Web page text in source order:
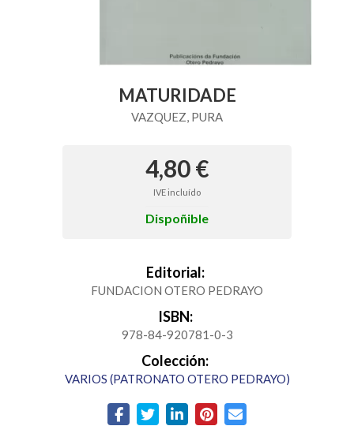
MATURIDADE
VAZQUEZ, PURA
4,80 €
IVE incluído
Dispoñible
Editorial:
FUNDACION OTERO PEDRAYO
ISBN:
978-84-920781-0-3
Colección:
VARIOS (PATRONATO OTERO PEDRAYO)